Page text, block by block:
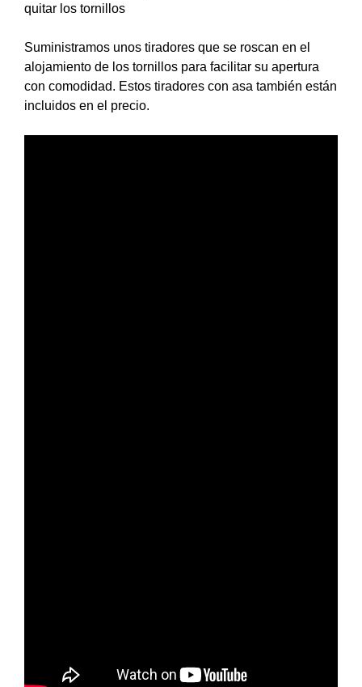
quitar los tornillos
Suministramos unos tiradores que se roscan en el
alojamiento de los tornillos para facilitar su apertura
con comodidad. Estos tiradores con asa también están
incluidos en el precio.